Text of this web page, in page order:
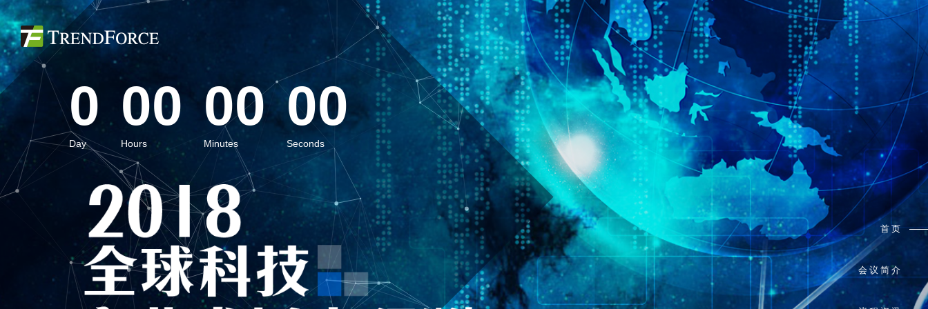
首页
会议简介
0
Day
00
Hours
00
Minutes
00
Seconds